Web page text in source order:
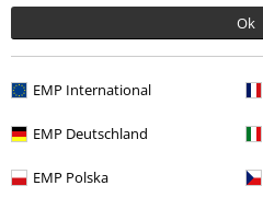
Ok
EMP International
EMP Deutschland
EMP Polska
53,99 €
Más categorías. Más opciones
Pantalones